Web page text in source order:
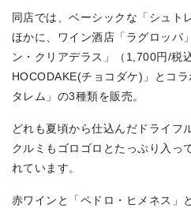
同店では、ベーシックな「シュト
ほかに、ワイン酒店「ラグロッパ
ン・クリアデラス」（1,700円/税
HOCODAKE(チョコダケ)」とコ
タレム」の3種類を販売。
どれも夏頃から仕込んだドライフ
クルミもゴロゴロとたっぷり入っ
れています。
赤ワインと「ペドロ・ヒメネス」